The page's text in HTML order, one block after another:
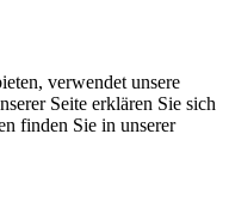
verwendet unsere
Seite erklären Sie sich
finden Sie in unserer